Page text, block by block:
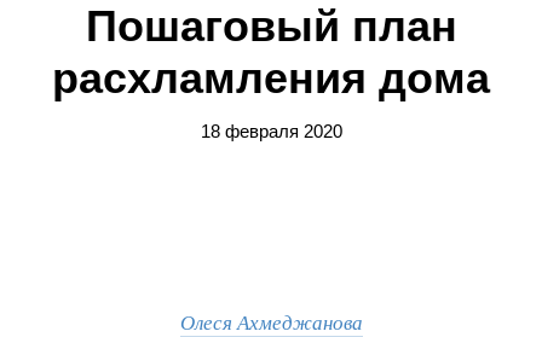
Пошаговый план
расхламления дома
18 февраля 2020
Олеся Ахмеджанова